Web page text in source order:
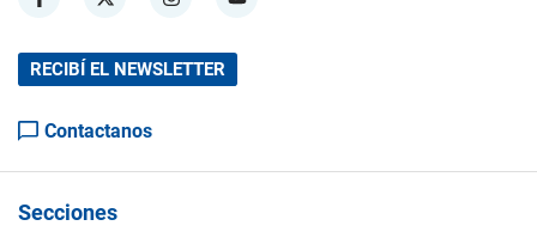
RECIBÍ EL NEWSLETTER
Contactanos
Secciones